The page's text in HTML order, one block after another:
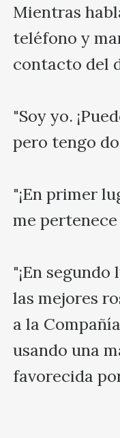
Mientras
teléfono y
contacto del
"Soy yo.
pero tengo
"¡En primer
me
"¡En
las mejores
a la
usando una
favorecida